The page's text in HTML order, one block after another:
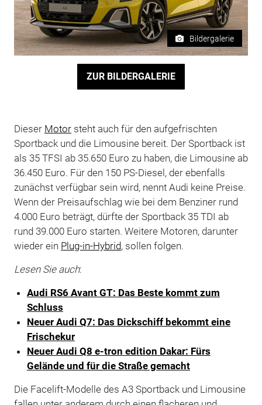
Bildergalerie
ZUR BILDERGALERIE
Dieser Motorsteht auch für den aufgefrischten
Sportback und die Limousine bereit. Der Sportback ist
als 35 TFSI ab 35.650 Euro zu haben, die Limousine ab
36.450 Euro. Für den 150 PS-Diesel, der ebenfalls
zunächst verfügbar sein wird, nennt Audi keine Preise.
Wenn der Preisaufschlag wie bei dem Benziner rund
4.000 Euro beträgt, dürfte der Sportback 35 TDI ab
rund 39.000 Euro starten. Weitere Motoren, darunter
wieder ein Plug-in-Hybrid, sollen folgen.
Lesen Sie auch:
Audi RS6 Avant GT: Das Beste kommt zum
Schluss
Neuer Audi Q7: Das Dickschiff bekommt eine
Frischekur
Neuer Audi Q8 e-tron edition Dakar: Fürs
Gelände und für die Straße gemacht
Die Facelift-Modelle des A3 Sportback und Limousine